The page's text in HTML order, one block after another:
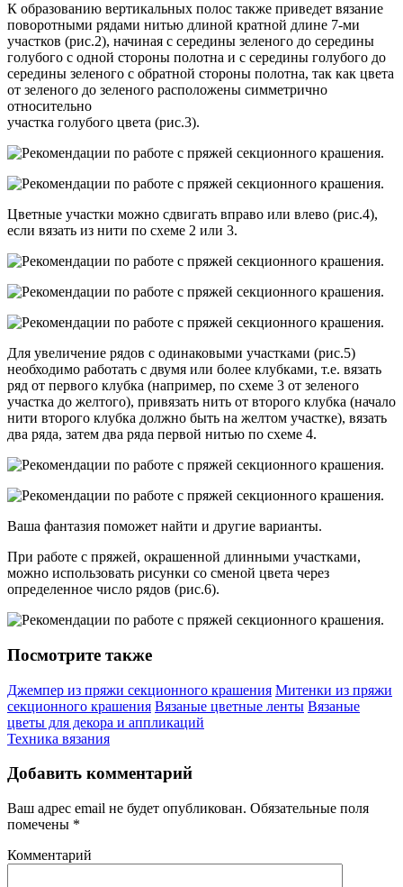
К образованию вертикальных полос также приведет вязание
поворотными рядами нитью длиной кратной длине 7-ми
участков (рис.2), начиная с середины зеленого до середины
голубого с одной стороны полотна и с середины голубого до
середины зеленого с обратной стороны полотна, так как цвета
от зеленого до зеленого расположены симметрично
относительно
участка голубого цвета (рис.3).
Цветные участки можно сдвигать вправо или влево (рис.4),
если вязать из нити по схеме 2 или 3.
Для увеличение рядов с одинаковыми участками (рис.5)
необходимо работать с двумя или более клубками, т.е. вязать
ряд от первого клубка (например, по схеме 3 от зеленого
участка до желтого), привязать нить от второго клубка (начало
нити второго клубка должно быть на желтом участке), вязать
два ряда, затем два ряда первой нитью по схеме 4.
Ваша фантазия поможет найти и другие варианты.
При работе с пряжей, окрашенной длинными участками,
можно использовать рисунки со сменой цвета через
определенное число рядов (рис.6).
Посмотрите также
Джемпер из пряжи секционного крашения Митенки из пряжи
секционного крашения Вязаные цветные ленты Вязаные
цветы для декора и аппликаций
Техника вязания
Добавить комментарий
Ваш адрес email не будет опубликован. Обязательные поля
помечены *
Комментарий